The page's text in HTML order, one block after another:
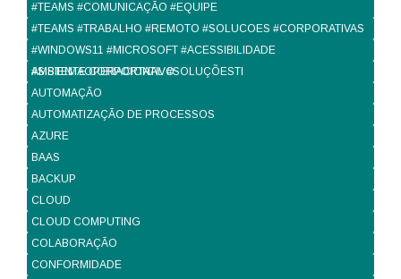
#TEAMS #COMUNICAÇÃO #EQUIPE
#TEAMS #TRABALHO #REMOTO #SOLUCOES #CORPORATIVAS
#WINDOWS11 #MICROSOFT #ACESSIBILIDADE
#SISTEMAOPERACIONAL #SOLUÇÕESTI
AMBIENTE CORPORTATIVO
AUTOMAÇÃO
AUTOMATIZAÇÃO DE PROCESSOS
AZURE
BAAS
BACKUP
CLOUD
CLOUD COMPUTING
COLABORAÇÃO
CONFORMIDADE